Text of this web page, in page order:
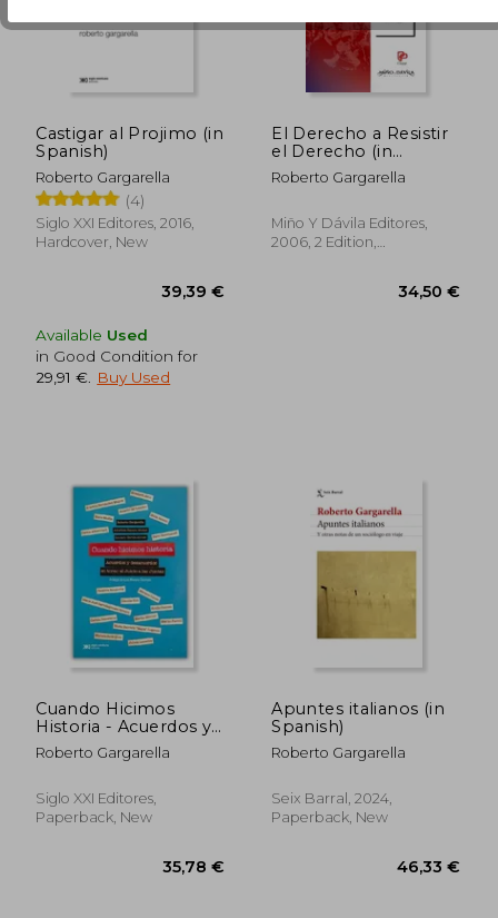
Castigar al Projimo (in
Spanish)
Roberto Gargarella
(4)
Siglo XXI Editores, 2016,
Hardcover, New
Available Used
in Good Condition for
29,91 €
Buy Used
El Derecho a Resistir
el Derecho (in
Spanish)
Roberto Gargarella
Miño Y Dávila Editores,
2006, 2 Edition,
Cuando Hicimos
Historia - Acuerdos y
Desacuerdos en
Torno al Juicio a las
Roberto Gargarella
Siglo XXI Editores,
Paperback, New
Apuntes italianos (in
Spanish)
Roberto Gargarella
Seix Barral, 2024,
Paperback, New